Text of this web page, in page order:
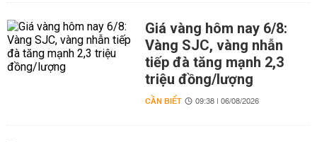
Giá vàng hôm nay 6/8:
Vàng SJC, vàng nhẫn
tiếp đà tăng mạnh 2,3
triệu đồng/lượng
CẦN BIẾT 09:38 | 06/08/2026